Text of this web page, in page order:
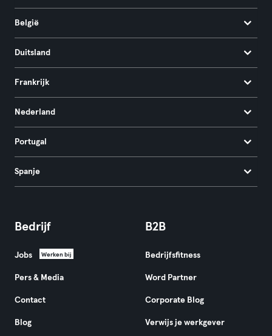
België
Duitsland
Frankrijk
Nederland
Portugal
Spanje
Bedrijf
Jobs Werken bij
Pers & Media
Contact
Blog
B2B
Bedrijfsfitness
Word Partner
Corporate Blog
Verwijs je werkgever